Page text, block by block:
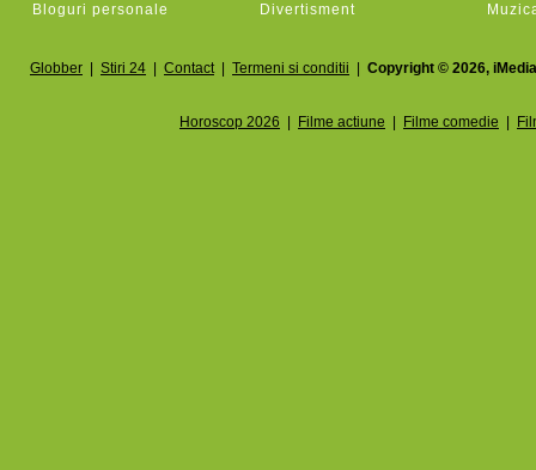
Bloguri personale
Divertisment
Globber Stiri 24 Contact| Termeni si conditii Copyright © 2026,
Horoscop 2026 Filme actiune Filme comedie